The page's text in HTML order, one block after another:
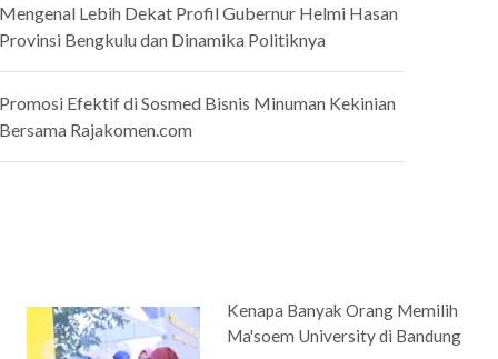
Lebih Dekat Profil Gubernur Helmi Hasan
Bengkulu dan Dinamika Politiknya
Efektif di Sosmed Bisnis Minuman Kekinian
Rajakomen.com
Kenapa Banyak Orang Memilih
Ma'soem University di Bandung